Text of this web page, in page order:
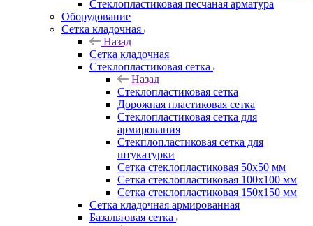
Стеклопластиковая песчаная арматура
Оборудование
Сетка кладочная
Назад
Сетка кладочная
Стеклопластиковая сетка
Назад
Стеклопластиковая сетка
Дорожная пластиковая сетка
Стеклопластиковая сетка для
армирования
Стекплопластиковая сетка для
штукатурки
Сетка стеклопластиковая 50x50 мм
Сетка стеклопластиковая 100x100 мм
Сетка стеклопластиковая 150x150 мм
Сетка кладочная армированная
Базальтовая сетка